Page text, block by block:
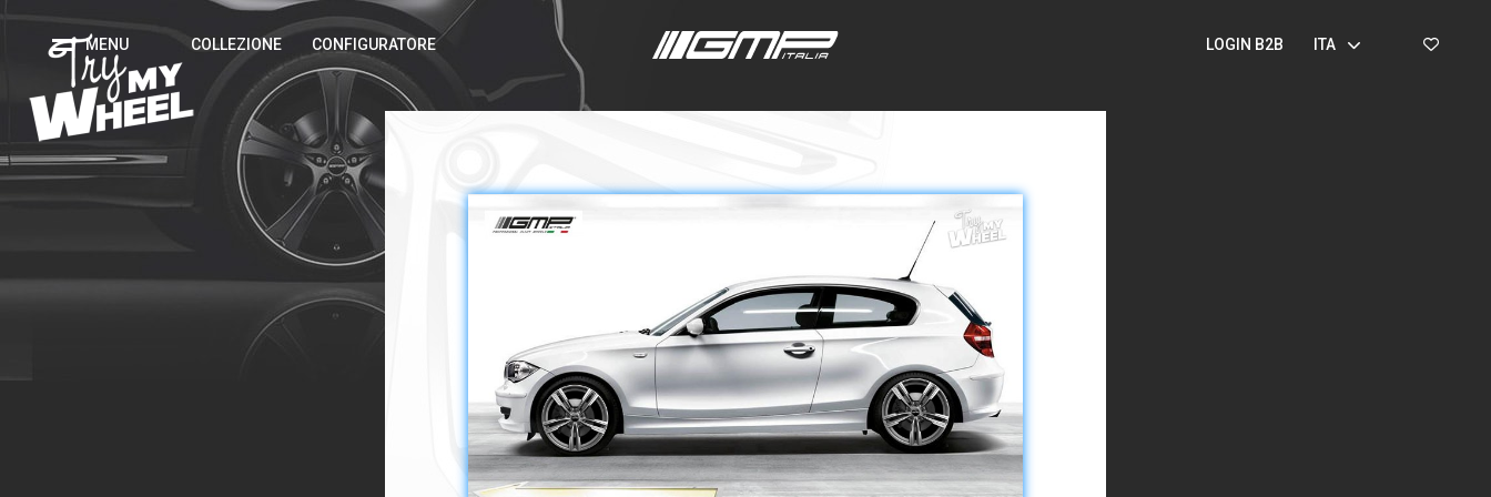
MENU COLLEZIONE CONFIGURATORE LOGIN B2B ITA